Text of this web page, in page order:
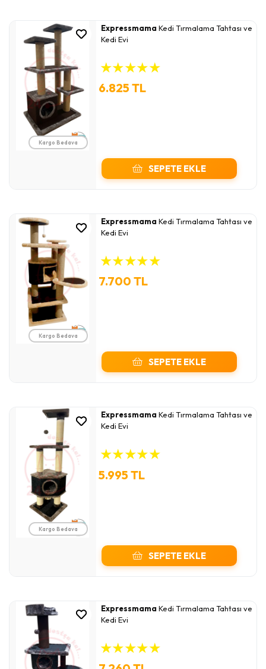
Kargo Bedava
Expressmama Kedi Tırmalama Tahtası ve
Kedi Evi
★★★★★
6.825 TL
SEPETE EKLE
Kargo Bedava
Expressmama Kedi Tırmalama Tahtası ve
Kedi Evi
★★★★★
7.700 TL
SEPETE EKLE
Kargo Bedava
Expressmama Kedi Tırmalama Tahtası ve
Kedi Evi
★★★★★
5.995 TL
SEPETE EKLE
Expressmama Kedi Tırmalama Tahtası ve
Kedi Evi
★★★★★